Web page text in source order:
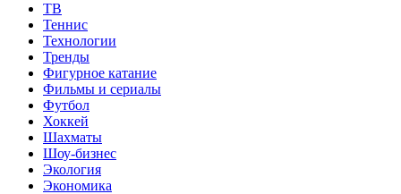
ТВ
Теннис
Технологии
Тренды
Фигурное катание
Фильмы и сериалы
Футбол
Хоккей
Шахматы
Шоу-бизнес
Экология
Экономика